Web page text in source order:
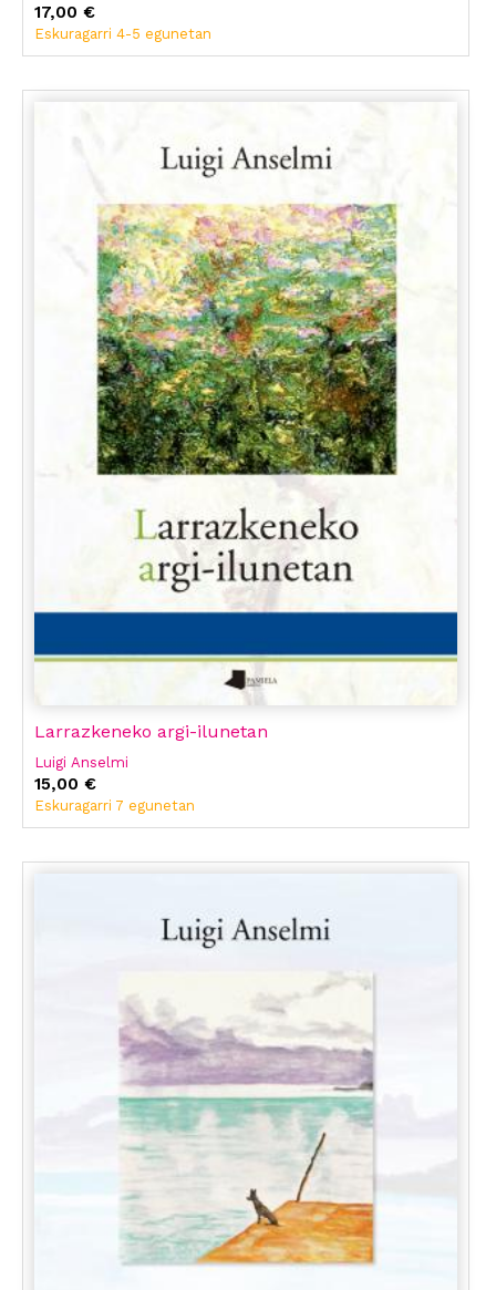
17,00 €
Eskuragarri 4-5 egunetan
Larrazkeneko argi-ilunetan
Luigi Anselmi
15,00 €
Eskuragarri 7 egunetan